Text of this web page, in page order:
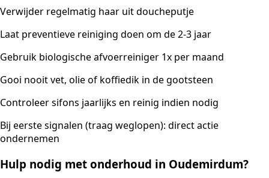
Verwijder regelmatig haar uit doucheputje
Laat preventieve reiniging doen om de 2-3 jaar
Gebruik biologische afvoerreiniger 1x per maand
Gooi nooit vet, olie of koffiedik in de gootsteen
Controleer sifons jaarlijks en reinig indien nodig
Bij eerste signalen (traag weglopen): direct actie
ondernemen
Hulp nodig met onderhoud in Oudemirdum?